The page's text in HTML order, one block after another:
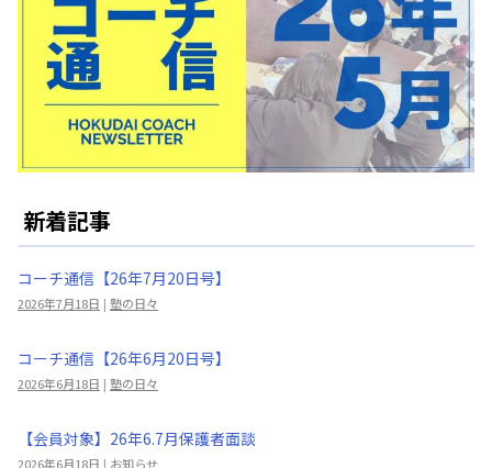
新着記事
コーチ通信【26年7月20日号】
2026年7月18日 | 塾の日々
コーチ通信【26年6月20日号】
2026年6月18日 | 塾の日々
【会員対象】26年6.7月保護者面談
2026年6月18日 | お知らせ